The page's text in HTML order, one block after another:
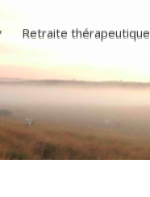
Retraite thérapeutique